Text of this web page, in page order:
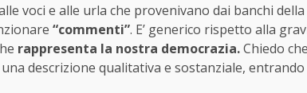
voci e alle urla che provenivano dai banchi
“commenti”. E’ generico rispetto alla
rappresenta la nostra democrazia.Chiedo
descrizione qualitativa e sostanziale,